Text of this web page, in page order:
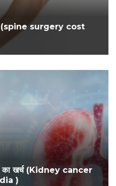
(spine surgery cost
का खर्च (Kidney cancer
)